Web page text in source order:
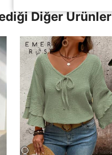
Diğer Ürünler